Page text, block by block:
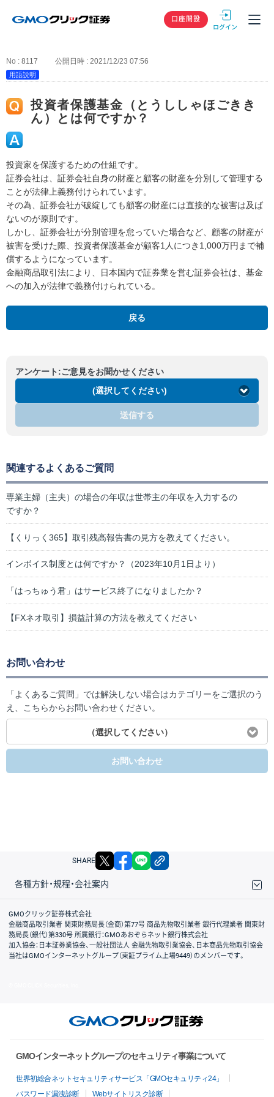
GMOクリック
口座開設
No : 8117 公開日時 : 2021/12/23 07:56
用語説明
投資者保護基金（とうししゃほごきき
ん）とは何ですか？
投資家を保護するための仕組です。
証券会社は、証券会社自身の財産と顧客の財産を分別して管理する
ことが法律上義務付けられています。
その為、証券会社が破綻しても顧客の財産には直接的な被害は及ば
ないのが原則です。
しかし、証券会社が分別管理を怠っていた場合など、顧客の財産が
被害を受けた際、投資者保護基金が顧客1人につき1,000万円まで補
償するようになっています。
金融商品取引法により、日本国内で証券業を営む証券会社は、基金
への加入が法律で義務付けられている。
戻る
アンケート:ご意見をお聞かせください
(選択してください)
送信する
関連するよくあるご質問
専業主婦（主夫）の場合の年収は世帯主の年収を入力するの
ですか？
【くりっく365】取引残高報告書の見方を教えてください。
インボイス制度とは何ですか？（2023年10月1日より）
「はっちゅう君」はサービス終了になりましたか？
【FXネオ取引】損益計算の方法を教えてください
お問い合わせ
「よくあるご質問」では解決しない場合はカテゴリーをご選択のう
え、こちらからお問い合わせください。
（選択してください）
お問い合わせ
SHARE X facebook
各種方針・規程・会社案内
取引規程・約款
サイトマップ
その他のご案内
個人情報保護方針
最良執行方針
サイトのご利用について
ディスクレイマー
信託保全
リスク説明
会社案内
GMOクリック証券株式会社
金融商品取引業者 関東財務局長（金商）第77号 商品先物取引業者 銀行代理業者 関東財
務局長（銀代）第330号 所属銀行：GMOあおぞらネット銀行株式会社
加入協会：日本証券業協会、一般社団法人 金融先物取引業協会、日本商品先物取引協会
当社はGMOインターネットグループ（東証プライム上場9449）のメンバーです。
GMOインターネットグループのセキュリティ事業について
世界初総合ネットセキュリティサービス「GMOセキュリティ24」
パスワード漏洩診断
Webサイトリスク診断